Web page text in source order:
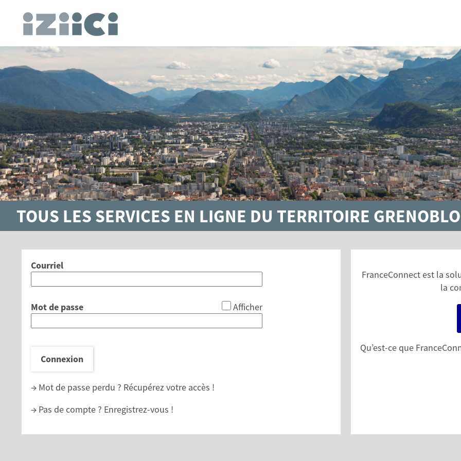
TOUS LES SERVICES EN LIGNE DU TERRITOIRE
Courriel
Mot de passe Afficher
Connexion
→ Mot de passe perdu ? Récupérez votre accès !
→ Pas de compte ? Enregistrez-vous !
FranceConnect est la
la
Qu’est-ce que